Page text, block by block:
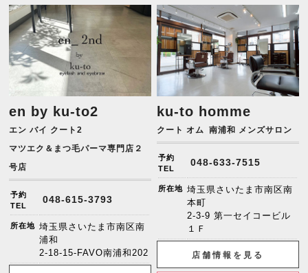
en by ku-to2
エン バイ クート2
マツエク＆まつ毛パーマ専門店２
号店
予約
TEL
048-615-3793
所在地 埼玉県さいたま市南区南
浦和
2-18-15-FAVO南浦和202
ku-to homme
クート オム 南浦和 メンズサロン
予約
TEL
048-633-7515
所在地 埼玉県さいたま市南区南
本町
2-3-9 第一セイコービル
１Ｆ
店舗情報を見る